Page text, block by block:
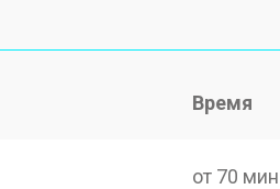
Время
от 70 мин